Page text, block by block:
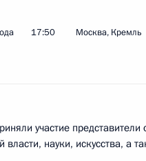
17:50 Москва, Кремль
участие
власти, науки, искусства, а